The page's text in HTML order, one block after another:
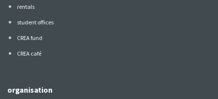
rentals
student offices
CREA fund
CREA café
organisation